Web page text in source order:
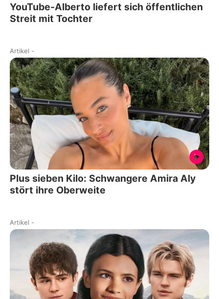
YouTube-Alberto liefert sich öffentlichen
Streit mit Tochter
Artikel -
Plus sieben Kilo: Schwangere Amira Aly
stört ihre Oberweite
Artikel -